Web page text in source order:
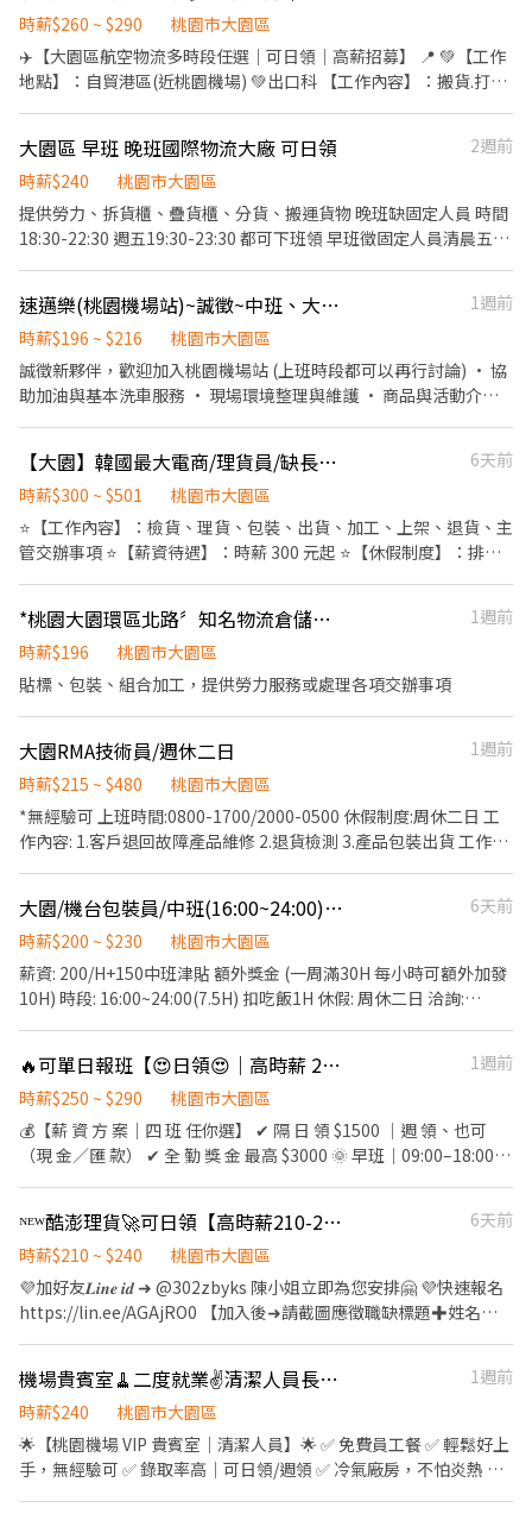
⭕️免費諮詢 ❌無收取仲介費
15:45★07:30～16:15★08:00～16:45★08:30～17:15 ✅ 中班時段 :
22:45★14:30-23:15★15:00-23:45★15:30-00:15★16:00-00:45 ✅
夜班時段 :
(每半小時為一個班別)
服務 - 【 上班地點 】 🔔 桃園 1 倉 : 大園建國路 (5F) ( 周休、假日早
班 ) 🔔 桃園 3 倉 : 大園中山南路 ( 假日班 ) 🔔 桃園 4 倉 : 觀音區玉林
路 🔔 桃園 5 倉：觀音寶倉街 ( 可周休、假日班 ) 🔔 桃園 6 倉：大園
航翔路 🔔 桃園 7 倉：楊梅環東路 🔔 桃園 9 倉：大園區建國路 (3'F)
倉樓下) 🔔 桃園 17 倉：大園區開和路 ( 限排休 ) 🔔 桃園 RC8：楊梅
區環東路 (4'F) ( 後面有寫缺長派才有缺，沒標註的都是無缺額 ) - ((
個月排休 8 ~ 10 天，單位報到當天由主管分配 - 【 工作時間 】 早班
08 : 00 - 17 : 00 排休 $ 210 周休 $ 200 晚班 18 : 00 - 03 : 00 排休 $
240 周休 $ 230 ( 假日班固定上六日 ) - ♦️ 用餐：免費供餐 ♦️ 冰箱、
微波爐、外出用餐、有上鎖置物櫃 - ▶ —————【應徵方式】
————— ◀ ⭐ 點選立即應徵或線上詢問此職缺 ⭐ 也可以加賴官方詢
問 ⭐ 官方帳號 : https://lin.ee/jVYoe5J ★ 加入後請幫我留姓名 / 電
話 / 截圖職缺文 ★
時薪$260 ~ $290
桃園市大園區
✈️【大園區航空物流多時段任選｜可日領｜高薪招募】 📍 💚【工作
地點】：自貿港區(近桃園機場) 💚出口科 【工作內容】：搬貨.打盤.
【上班時段】：18:30-05:30(最晚06:30) 【薪資待遇】：時薪275元
-------------------------------------- 💚進口科 【工作內容】：拆
貨、理貨、搬重 ⭕需配合搬重物．久站．走動 【休假制度】：排休
💚【上班時段】：06:00-17:00(最晚18:00) 【薪資待遇】：250元
整理小貨、推大盤、掀網子 【休假制度】：排休 💚【上班時段】：
早班：06:00－18:00 【薪資待遇】：230元 💚【上班時段】：夜
----------- ✔️ 提供全勤獎金$2000 ✔️ 每月有評分可調漲到
$280/H~$295/H ✔️ 提供預支，日領/周領(配合銀行不扣手續費) ----
---------------------------------- 想了解細節.歡迎聯絡 💵立即詢問
·安心上班·免抽成💵 ✨ 招募專員｜樂活-林小姐 💚 搜尋：
0906873068 💚公司電話：03-438-5235 #13
大園區 早班 晚班國際物流大廠 可日領
2週前
時薪$240
桃園市大園區
提供勞力、拆貨櫃、疊貨櫃、分貨、搬運貨物 晚班缺固定人員 時間
18:30-22:30 週五19:30-23:30 都可下班領 早班徵固定人員清晨五點
速邁樂(桃園機場站)~誠徵~中班、大夜班、時段班 長期 ♾️時薪制服務員
1週前
時薪$196 ~ $216
桃園市大園區
誠徵新夥伴，歡迎加入桃園機場站 (上班時段都可以再行討論) • 協
助加油與基本洗車服務 • 現場環境整理與維護 • 商品與活動介紹
的你一起加入~ 中班：1500-2300 大夜班：2300-0700 **大夜班需
先安排白天排班教育訓練(至少一週)，才能獨立上大夜班，需可配合
時段班：0900-1700
【大園】韓國最大電商/理貨員/缺長派/高時薪300-501/免費交通車/1-RM
6天前
時薪$300 ~ $501
桃園市大園區
⭐【工作內容】：檢貨、理貨、包裝、出貨、加工、上架、退貨、主
管交辦事項 ⭐【薪資待遇】：時薪 300 元起 ⭐【休假制度】：排休
點】：桃園市大園區建國路102號 ⭐【注意事項】：需久站、搬重
⭐【法定項目／福利】：免費交通車、可日領、三節禮品或禮金、結
婚生育禮金、喪儀慰問金(到職滿一個月即可享有)
*桃園大園環區北路〞知名物流倉儲誠徵〝包裝作業員〞周休二日、見紅休
1週前
時薪$196
桃園市大園區
貼標、包裝、組合加工，提供勞力服務或處理各項交辦事項
大園RMA技術員/週休二日
1週前
時薪$215 ~ $480
桃園市大園區
*無經驗可 上班時間:0800-1700/2000-0500 休假制度:周休二日 工
作內容: 1.客戶退回故障產品維修 2.退貨檢測 3.產品包裝出貨 工作地
大園/機台包裝員/中班(16:00~24:00)/周休二日/薪資最高230元
6天前
時薪$200 ~ $230
桃園市大園區
薪資: 200/H+150中班津貼 額外獎金 (一周滿30H 每小時可額外加發
10H) 時段: 16:00~24:00(7.5H) 扣吃飯1H 休假: 周休二日 洽詢:
🔥可單日報班【😍日領😍｜高時薪 290】大園物流人員強力招募中！🔥
1週前
時薪$250 ~ $290
桃園市大園區
💰【薪 資 方 案｜四 班 任你選】 ✔ 隔 日 領 $1500 ｜週 領、也可
（現 金／匯 款） ✔ 全 勤 獎 金 最高 $3000 🌞 早班｜09:00–18:00
290 週休：時薪 $ 280 🌆 晚八班｜20:00–24:00 排休：時薪 $ 270 週
休：時薪 $ 260 🔸 可自由報班、無天數限制 🔸 想排多少、想賺多少
你自己決定！ 📦【工作內容簡單好上手】 🔸蝦皮包裹分貨 🔸刷條碼
/ 貼條碼 🔸物流箱作業 ➡ 超簡單！無經驗也能快速上手！ 🗓️【休假
制度】 月 排 休 8–9 天 / 週休/休日一皆可選 彈性排班，兼 職、長期
【立即應徵】 📩 L I N E：@504uxsvg（記得加@） 👉 點這裡快速
加入：lin.ee/p5sJ6dz 📞 手機：0966-889-686 鼎倫國際歡迎你加
月享：三節禮品＋生日禮金 👍 鼎倫限定活動：#鼎倫音樂節、員工
聚餐、摸彩 🎁 業界唯一！福利好到超有感！ 鼎倫國際歡迎你加入！
ᴺᴱᵂ酷澎理貨🚀可日領【高時薪210-240↗】兼職打工🎖️班別任選🎖️大園區GJ
6天前
時薪$210 ~ $240
桃園市大園區
💜加好友𝑳𝒊𝒏𝒆 𝒊𝒅 ➜ @302zbyks 陳小姐立即為您安排🤗 💜快速報名
https://lin.ee/AGAjRO0 【加入後➜請截圖應徵職缺標題✚姓名✚
開心 ⚡不定期的加碼獎金⚡強檔日雙倍薪⚡韓國電商理貨首選😀 ＝＝
＝＝＝＝＝＝＝＝＝＝＝＝＝＝＝＝＝＝＝＝＝＝＝＝ ✅【工作內
容】 ➡️【理貨員】 : 檢貨、理貨、包裝、出貨、加工、上架、退
貨、便服上班、走動式作業(依現場工作指派為原則) ➡️【文書人
員】 1.文書作業的工作，也是要協助現場的工作，工作比例不一定
機場貴賓室🧹二度就業✌️清潔人員長期職缺💯福利多多
1週前
時薪$240
桃園市大園區
🌟【桃園機場 VIP 貴賓室｜清潔人員】🌟 ✅ 免費員工餐 ✅ 輕鬆好上
手，無經驗可 ✅ 錄取率高｜可日領/週領 ✅ 冷氣廠房，不怕炎熱 ✅